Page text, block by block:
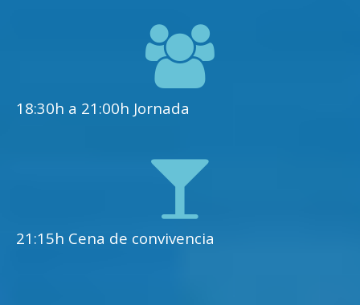
18:30h a 21:00h Jornada
21:15h Cena de convivencia